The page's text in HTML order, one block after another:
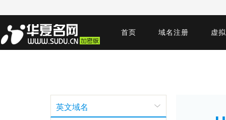
首页 域名注册 虚
英文域名